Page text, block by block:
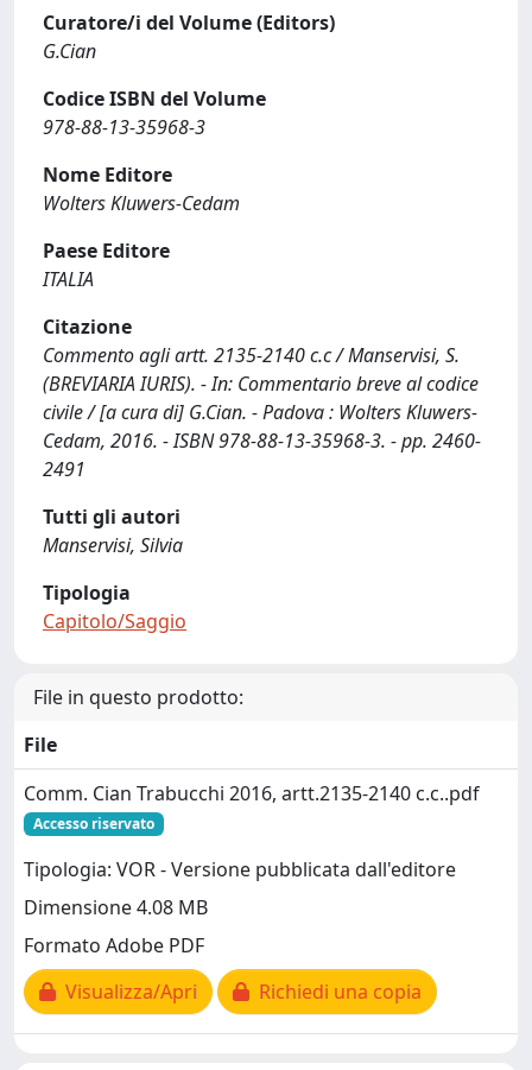
Curatore/i del Volume (Editors)
G.Cian
Codice ISBN del Volume
978-88-13-35968-3
Nome Editore
Wolters Kluwers-Cedam
Paese Editore
ITALIA
Citazione
Commento agli artt. 2135-2140 c.c / Manservisi, S.
(BREVIARIA IURIS). - In: Commentario breve al codice
civile / [a cura di] G.Cian. - Padova : Wolters Kluwers-
Cedam, 2016. - ISBN 978-88-13-35968-3. - pp. 2460-
2491
Tutti gli autori
Manservisi, Silvia
Tipologia
Capitolo/Saggio
File in questo prodotto:
File
Comm. Cian Trabucchi 2016, artt.2135-2140 c.c..pdf
Accesso riservato
Tipologia: VOR - Versione pubblicata dall'editore
Dimensione 4.08 MB
Formato Adobe PDF
Visualizza/Apri
Richiedi una copia